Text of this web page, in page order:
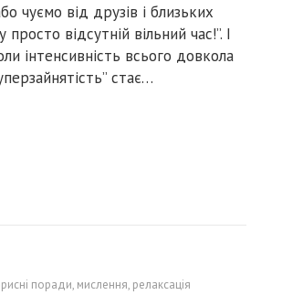
чуємо від друзів і близьких
відсутній вільний час!”. І
інтенсивність всього довкола
стає…
поради, мислення, релаксація